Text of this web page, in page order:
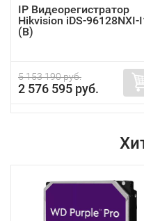
IP Видеорегистратор
Hikvision iDS-96128NXI-
(B)
5 153 190 руб.
2 576 595 руб.